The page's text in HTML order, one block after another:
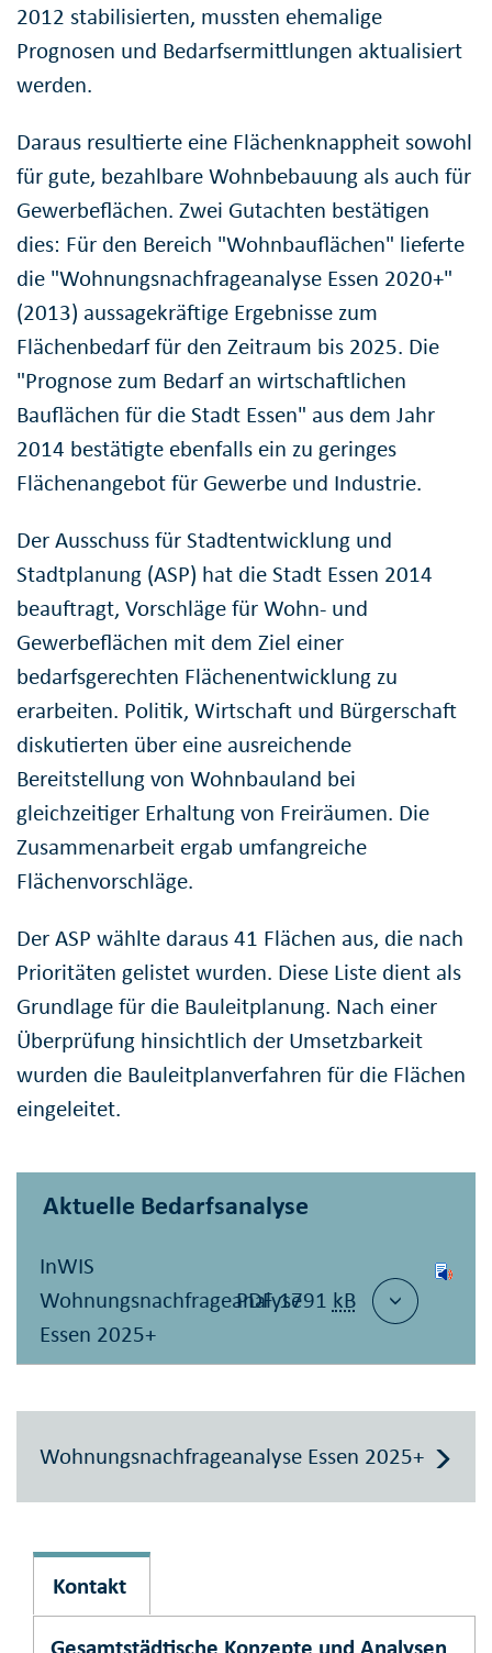
2012 stabilisierten, mussten ehemalige
Prognosen und Bedarfsermittlungen aktualisiert
werden.
Daraus resultierte eine Flächenknappheit sowohl
für gute, bezahlbare Wohnbebauung als auch für
Gewerbeflächen. Zwei Gutachten bestätigen
dies: Für den Bereich "Wohnbauflächen" lieferte
die "Wohnungsnachfrageanalyse Essen 2020+"
(2013) aussagekräftige Ergebnisse zum
Flächenbedarf für den Zeitraum bis 2025. Die
"Prognose zum Bedarf an wirtschaftlichen
Bauflächen für die Stadt Essen" aus dem Jahr
2014 bestätigte ebenfalls ein zu geringes
Flächenangebot für Gewerbe und Industrie.
Der Ausschuss für Stadtentwicklung und
Stadtplanung (ASP) hat die Stadt Essen 2014
beauftragt, Vorschläge für Wohn- und
Gewerbeflächen mit dem Ziel einer
bedarfsgerechten Flächenentwicklung zu
erarbeiten. Politik, Wirtschaft und Bürgerschaft
diskutierten über eine ausreichende
Bereitstellung von Wohnbauland bei
gleichzeitiger Erhaltung von Freiräumen. Die
Zusammenarbeit ergab umfangreiche
Flächenvorschläge.
Der ASP wählte daraus 41 Flächen aus, die nach
Prioritäten gelistet wurden. Diese Liste dient als
Grundlage für die Bauleitplanung. Nach einer
Überprüfung hinsichtlich der Umsetzbarkeit
wurden die Bauleitplanverfahren für die Flächen
eingeleitet.
Aktuelle Bedarfsanalyse
InWIS
Wohnungsnachfrageanalyse
Essen 2025+
PDF 1791 kB
Wohnungsnachfrageanalyse Essen 2025+
Kontakt
Gesamtstädtische Konzepte und Analysen